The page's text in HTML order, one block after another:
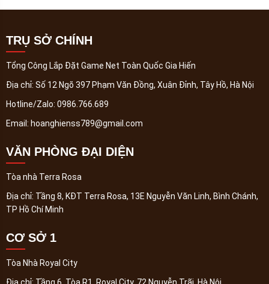
TRỤ SỞ CHÍNH
Tổng Công Lắp Đặt Game Net Toàn Quốc Gia Hiến
Địa chỉ: Số 12 Ngõ 397 Phạm Văn Đồng, Xuân Đỉnh, Tây Hồ, Hà Nội
Hotline/Zalo: 0986.766.689
Email: hoanghienss789@gmail.com
VĂN PHÒNG ĐẠI DIỆN
Tòa nhà Terra Rosa
Địa chỉ: Tầng 8, KĐT Terra Rosa, 13E Nguyễn Văn Linh, Bình Chánh,
TP Hồ Chí Minh
CƠ SỞ 1
Tòa Nhà Royal City